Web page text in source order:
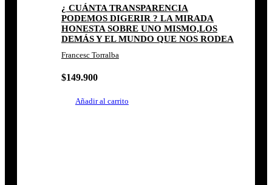
¿ CUÁNTA TRANSPARENCIA
PODEMOS DIGERIR ? LA MIRADA
HONESTA SOBRE UNO MISMO,LOS
DEMÁS Y EL MUNDO QUE NOS RODEA
Francesc Torralba
$149.900
Añadir al carrito